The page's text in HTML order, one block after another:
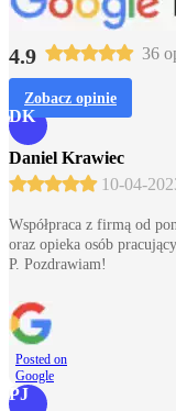
4.9 36
Zobacz opinie
DK
Daniel Krawiec
10-04-
Współpraca z firmą od
oraz opieka osób
P. Pozdrawiam!
Posted on
Google
PJ